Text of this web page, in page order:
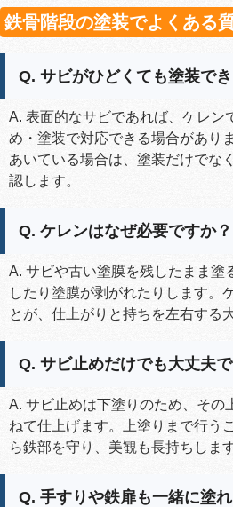
鉄骨階段の塗装でよくある
Q. サビがひどくても塗装で
A. 表面的なサビであれば、ケレン
め・塗装で対応できる場合があり
あいている場合は、塗装だけでな
認します。
Q. ケレンはなぜ必要ですか？
A. サビや古い塗膜を残したまま塗
したり塗膜が剥がれたりします。
とが、仕上がりと持ちを左右する
Q. サビ止めだけでも大丈夫
A. サビ止めは下塗りのため、その
ねて仕上げます。上塗りまで行う
ら鉄部を守り、美観も長持ちします
Q. 手すりや鉄扉も一緒に塗